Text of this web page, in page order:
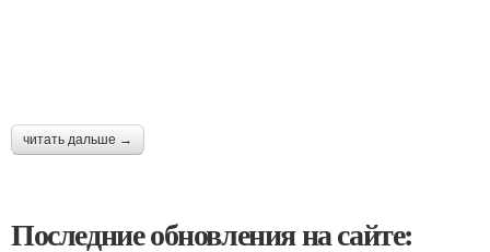
читать дальше →
Последние обновления на сайте: